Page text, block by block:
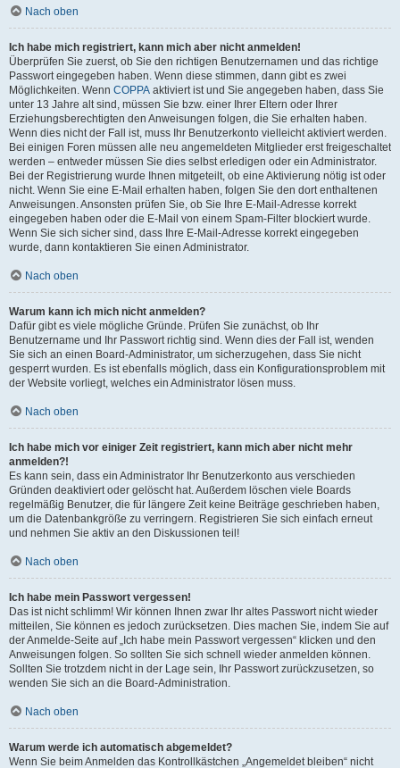
Nach oben
Ich habe mich registriert, kann mich aber nicht anmelden!
Überprüfen Sie zuerst, ob Sie den richtigen Benutzernamen und das richtige
Passwort eingegeben haben. Wenn diese stimmen, dann gibt es zwei
Möglichkeiten. Wenn COPPA aktiviert ist und Sie angegeben haben, dass Sie
unter 13 Jahre alt sind, müssen Sie bzw. einer Ihrer Eltern oder Ihrer
Erziehungsberechtigten den Anweisungen folgen, die Sie erhalten haben.
Wenn dies nicht der Fall ist, muss Ihr Benutzerkonto vielleicht aktiviert werden.
Bei einigen Foren müssen alle neu angemeldeten Mitglieder erst freigeschaltet
werden – entweder müssen Sie dies selbst erledigen oder ein Administrator.
Bei der Registrierung wurde Ihnen mitgeteilt, ob eine Aktivierung nötig ist oder
nicht. Wenn Sie eine E-Mail erhalten haben, folgen Sie den dort enthaltenen
Anweisungen. Ansonsten prüfen Sie, ob Sie Ihre E-Mail-Adresse korrekt
eingegeben haben oder die E-Mail von einem Spam-Filter blockiert wurde.
Wenn Sie sich sicher sind, dass Ihre E-Mail-Adresse korrekt eingegeben
wurde, dann kontaktieren Sie einen Administrator.
Nach oben
Warum kann ich mich nicht anmelden?
Dafür gibt es viele mögliche Gründe. Prüfen Sie zunächst, ob Ihr
Benutzername und Ihr Passwort richtig sind. Wenn dies der Fall ist, wenden
Sie sich an einen Board-Administrator, um sicherzugehen, dass Sie nicht
gesperrt wurden. Es ist ebenfalls möglich, dass ein Konfigurationsproblem mit
der Website vorliegt, welches ein Administrator lösen muss.
Nach oben
Ich habe mich vor einiger Zeit registriert, kann mich aber nicht mehr
anmelden?!
Es kann sein, dass ein Administrator Ihr Benutzerkonto aus verschieden
Gründen deaktiviert oder gelöscht hat. Außerdem löschen viele Boards
regelmäßig Benutzer, die für längere Zeit keine Beiträge geschrieben haben,
um die Datenbankgröße zu verringern. Registrieren Sie sich einfach erneut
und nehmen Sie aktiv an den Diskussionen teil!
Nach oben
Ich habe mein Passwort vergessen!
Das ist nicht schlimm! Wir können Ihnen zwar Ihr altes Passwort nicht wieder
mitteilen, Sie können es jedoch zurücksetzen. Dies machen Sie, indem Sie auf
der Anmelde-Seite auf „Ich habe mein Passwort vergessen“ klicken und den
Anweisungen folgen. So sollten Sie sich schnell wieder anmelden können.
Sollten Sie trotzdem nicht in der Lage sein, Ihr Passwort zurückzusetzen, so
wenden Sie sich an die Board-Administration.
Nach oben
Warum werde ich automatisch abgemeldet?
Wenn Sie beim Anmelden das Kontrollkästchen „Angemeldet bleiben“ nicht